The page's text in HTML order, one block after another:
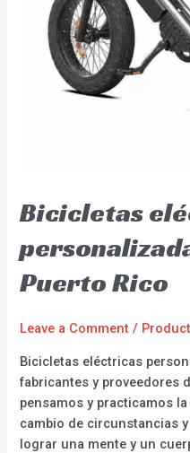
Bicicletas
Puerto Rico
Leave a Comment /
Bicicletas eléctricas
fabricantes y proveedores
pensamos y practicamos
cambio de circunstancias
lograr una mente y un